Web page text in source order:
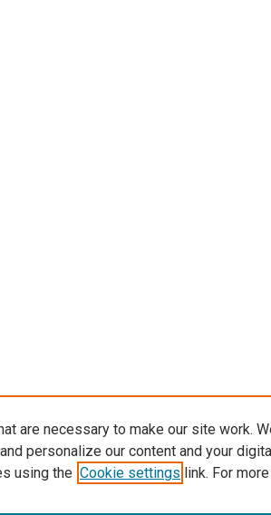
are necessary to make our site work.
personalize our content and your
using the Cookie settings link. For